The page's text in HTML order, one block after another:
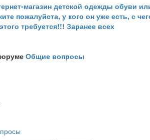
магазин детской одежды обуви
пожалуйста, у кого он уже есть, с
требуется!!! Заранее всех
Общие вопросы